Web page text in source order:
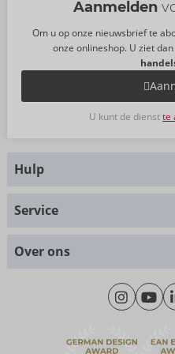
Aanmelden
Om u op onze nieuwsbrief te
onze onlineshop. U ziet
U kunt de dienstte
Hulp
Maandag -
Vrijdag:
Contact
Service
Over ons